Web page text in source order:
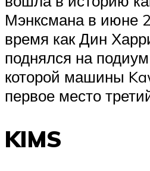
Мэнксмана в июне
время как Дин
поднялся на
которой машины
первое место
KIMS